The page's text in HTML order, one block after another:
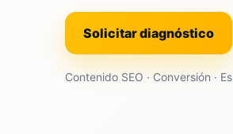
Solicitar diagnóstico
Contenido SEO · Conversión ·